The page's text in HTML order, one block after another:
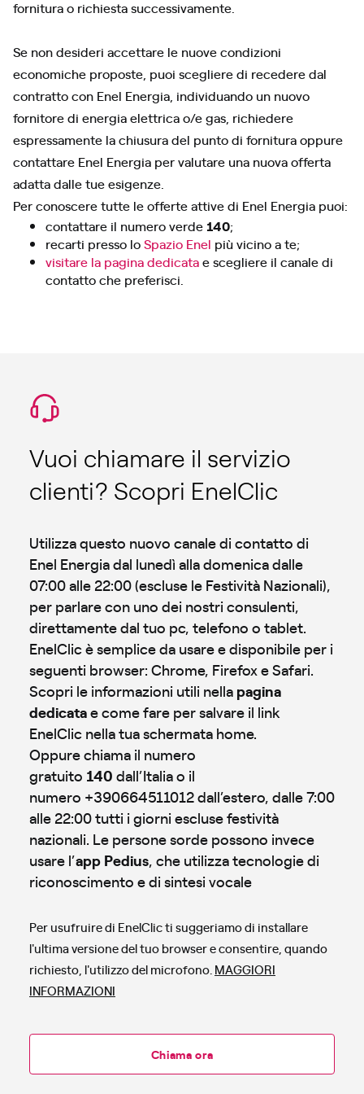
fornitura o richiesta successivamente.
Se non desideri accettare le nuove condizioni
economiche proposte, puoi scegliere di recedere dal
contratto con Enel Energia, individuando un nuovo
fornitore di energia elettrica o/e gas, richiedere
espressamente la chiusura del punto di fornitura oppure
contattare Enel Energia per valutare una nuova offerta
adatta dalle tue esigenze.
Per conoscere tutte le offerte attive di Enel Energia puoi:
contattare il numero verde 140;
recarti presso loSpazio Enel più vicino a te;
visitare la pagina dedicatae scegliere il canale di
contatto che preferisci.
Vuoi chiamare il servizio
clienti? Scopri EnelClic
Utilizza questo nuovo canale di contatto di
Enel Energia dal lunedì alla domenica dalle
07:00 alle 22:00 (escluse le Festività Nazionali),
per parlare con uno dei nostri consulenti,
direttamente dal tuo pc, telefono o tablet.
EnelClic è semplice da usare e disponibile per i
seguenti browser: Chrome, Firefox e Safari.
Scopri le informazioni utili nella pagina
dedicatae come fare per salvare il link
EnelClic nella tua schermata home.
Oppure chiama il numero
gratuito 140 dall’Italia o il
numero +390664511012 dall’estero, dalle 7:00
alle 22:00 tutti i giorni escluse festività
nazionali. Le persone sorde possono invece
usare l’app Pedius, che utilizza tecnologie di
riconoscimento e di sintesi vocale
Per usufruire di EnelClic ti suggeriamo di installare
l'ultima versione del tuo browser e consentire, quando
richiesto, l'utilizzo del microfono. MAGGIORI
INFORMAZIONI
Chiama ora